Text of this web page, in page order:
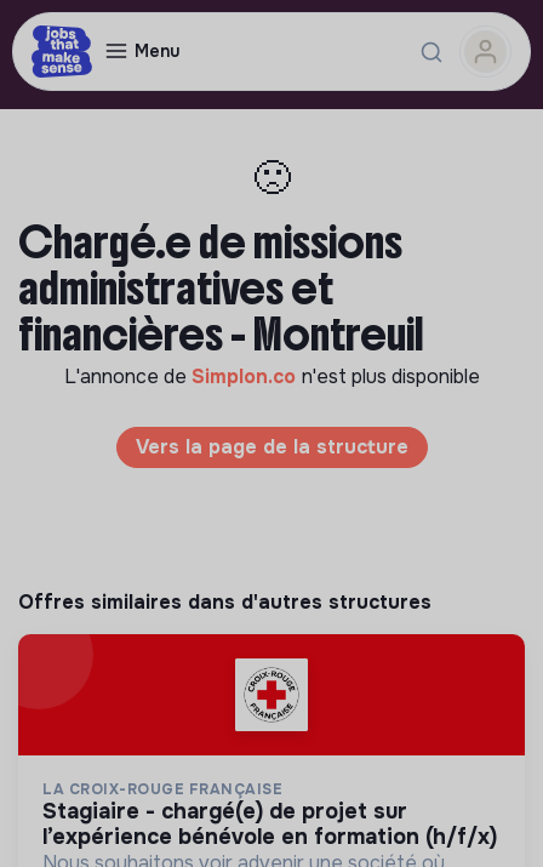
Menu
🙁
Chargé.e de missions
administratives et
financières - Montreuil
L'annonce de Simplon.co n'est plus disponible
Vers la page de la structure
Offres similaires dans d'autres structures
LA CROIX-ROUGE FRANÇAISE
stagiaire - chargé(e) de projet sur
l’expérience bénévole en formation (h/f/x)